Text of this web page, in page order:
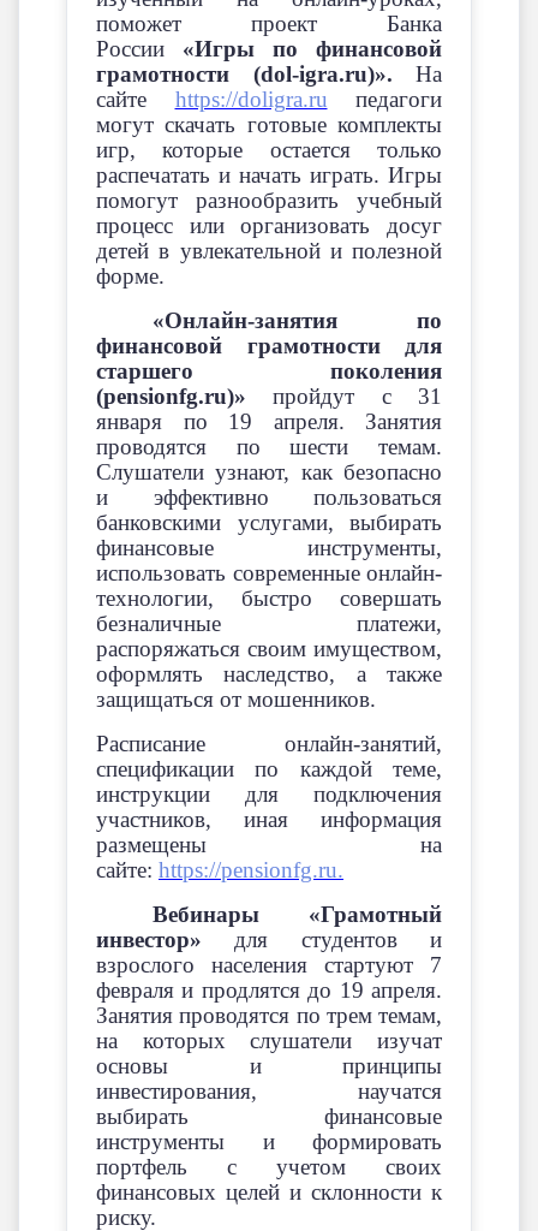
поможет проект Банка
России «Игры по финансовой
грамотности (dol-igra.ru)». На
сайте https://doligra.ru педагоги
могут скачать готовые комплекты
игр, которые остается только
распечатать и начать играть. Игры
помогут разнообразить учебный
процесс или организовать досуг
детей в увлекательной и полезной
форме.
«Онлайн-занятия по
финансовой грамотности для
старшего поколения
(pensionfg.ru)» пройдут с 31
января по 19 апреля. Занятия
проводятся по шести темам.
Слушатели узнают, как безопасно
и эффективно пользоваться
банковскими услугами, выбирать
финансовые инструменты,
использовать современные онлайн-
технологии, быстро совершать
безналичные платежи,
распоряжаться своим имуществом,
оформлять наследство, а также
защищаться от мошенников.
Расписание онлайн-занятий,
спецификации по каждой теме,
инструкции для подключения
участников, иная информация
размещены на
сайте: https://pensionfg.ru.
Вебинары «Грамотный
инвестор» для студентов и
взрослого населения стартуют 7
февраля и продлятся до 19 апреля.
Занятия проводятся по трем темам,
на которых слушатели изучат
основы и принципы
инвестирования, научатся
выбирать финансовые
инструменты и формировать
портфель с учетом своих
финансовых целей и склонности к
риску.